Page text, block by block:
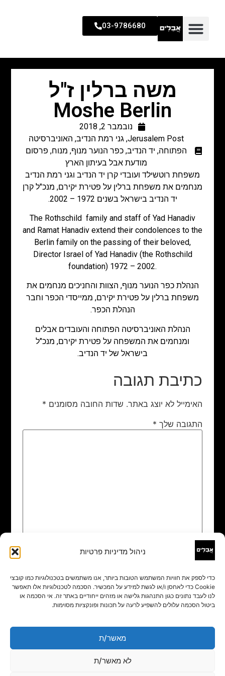
ניהול מדיניות פרטיות
כדי לספק את חוויות המשתמש הטובות ביותר, אנו משתמשים בטכנולוגיות כמו קובצי
Cookie כדי לאחסן ו/או לגשת למידע על המכשיר. הסכמה לטכנולוגיות אלו תאפשר
לנו לעבד נתונים כגון התנהגות גלישה או מזהים ייחודיים באתר זה. אי הסכמה או
ביטול הסכמה עלולים להשפיע לרעה על תכונות ופונקציות מסוימות.
מאשר/ת
לא מאשר/ת
03-9786680
משה ברלין ז"ל
Moshe Berlin
נובמבר 2, 2018
Jerusalem Post
, גני רמת הנדיב, האוניברסיטה
הפתוחה, יד הנדיב,כפר הנוער מנוף, מנוח, פרסום
מודעת אבל בעיתון הארץ
משפחת רוטשילד ועובדי קרן יד הנדיב וגני רמת הנדיב
מנחמים את משפחת ברלין על פטירת יקירם, מנכ"ל קרן
יד הנדיב בישראל בשנים 1972 – 2002.
The Rothschild family and staff of Yad Hanadiv
and Ramat Hanadiv extend their condolences to the
Berlin family on the passing of their beloved,
Director Israel of Yad Hanadiv (the Rothschild
foundation) 1972 – 2002.
הנהלת כפר הנוער מנוף, הצוות והחניכים מנחמים את
משפחת ברלין על פטירת יקירם, ממייסדי הכפר וחבר
הנהלת הכפר.
הנהלת האוניברסיטה הפתוחה והעובדים אבלים
ומנחמים את המשפחה על פטירת יקירם, מנכ"ל
בישראל של יד הנדיב.
כתיבת תגובה
האימייל לא יוצג באתר. שדות החובה מסומנים *
התגובה שלך *
שם
אימייל*